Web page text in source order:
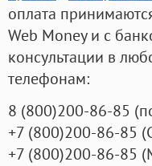
оплата
Web Money и с
консультации в
телефонам:
8 (800)200-86-85 (
+7 (800)200-86-85 (
+7 (800)200-86-85 (